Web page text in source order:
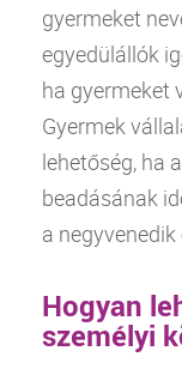
gyermeket
egyedülállók
ha gyermeket
Gyermek
lehetőség, ha
beadásának
a negyvenedik
Hogyan
személyi